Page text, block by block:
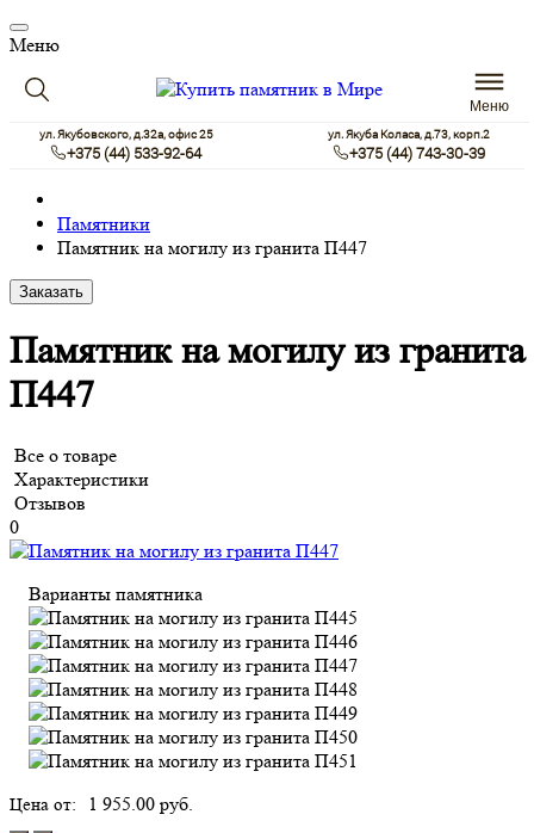
Меню
Меню
ул. Якубовского, д.32а, офис 25
+375 (44) 533-92-64
ул. Якуба Коласа, д.73, корп.2
+375 (44) 743-30-39
Памятники
Памятник на могилу из гранита П447
Заказать
Памятник на могилу из гранита
П447
Все о товаре
Характеристики
Отзывов
0
Варианты памятника
1 955.00 руб.